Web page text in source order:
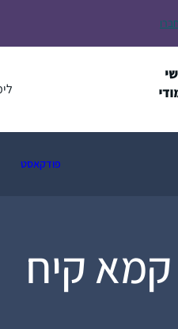
פודקאסט
קיח